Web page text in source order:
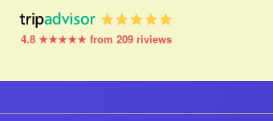
4.8 ★★★★★ from 209 riviews